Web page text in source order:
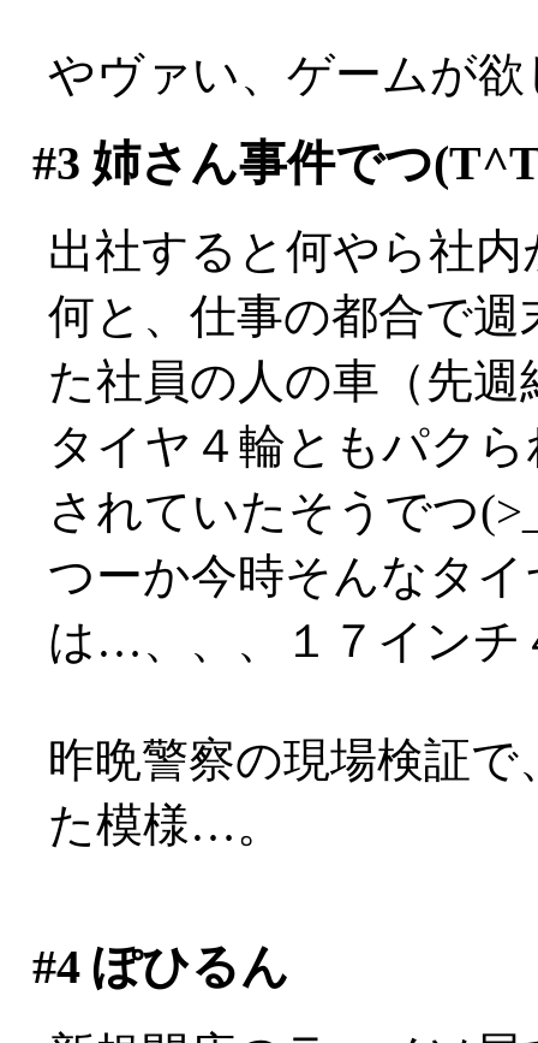
やヴァい、ゲームが
#3 姉さん事件でつ
出社すると何やら社
何と、仕事の都合で
た社員の人の車（先週
タイヤ４輪ともパク
されていたそうでつ
つーか今時そんなタ
は…、、、１７インチ
昨晩警察の現場検証
た模様…。
#4ぽひるん